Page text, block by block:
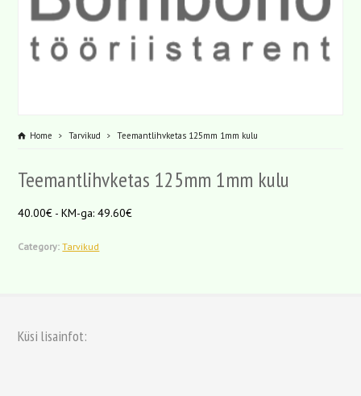
Home Tarvikud Teemantlihvketas 125mm 1mm kulu
Teemantlihvketas 125mm 1mm kulu
40.00€ - KM-ga: 49.60€
Category: Tarvikud
Küsi lisainfot: